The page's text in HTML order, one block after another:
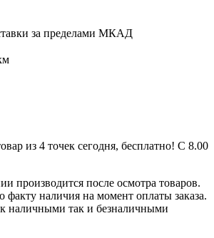
за пределами МКАД
из 4 точек сегодня, бесплатно! С 8.00
производится после осмотра товаров.
факту наличия на момент оплаты заказа.
наличными так и безналичными